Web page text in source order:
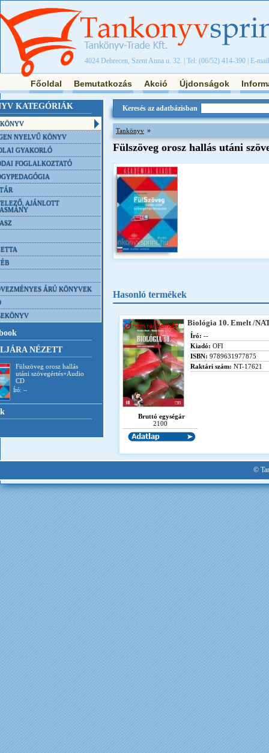
4024 Debrecen, Szent Anna u. 32. | Tel: (06/52) 414-390 | E-
Főoldal Bemutatkozás Akció Újdonságok
KATEGÓRIÁK
NYELVŰ KÖNYV
GYAKORLÓ
FOGLALKOZTATÓ
AJÁNLOTT
ÁRÚ KÖNYVEK
NÉZETT
Fülszöveg orosz hallás
utáni szövegértés+Audio
CD
Író: --
Keresés az adatbázisban
Tankönyv »
Fülszöveg orosz hallás utáni
Hasonló termékek
Biológia 10. Emelt /
Író: --
Kiadó: OFI
ISBN: 9789631977875
Raktári szám: NT-17621
Bruttó egységár
2100
©